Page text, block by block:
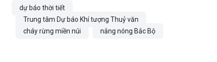
dự báo thời tiết
Trung tâm Dự báo Khí tượng Thuỷ văn
cháy rừng miền núi
nắng nóng Bắc Bộ